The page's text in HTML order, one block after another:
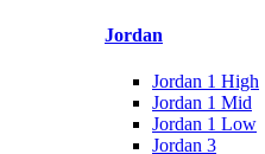
Jordan
Jordan 1 High
Jordan 1 Mid
Jordan 1 Low
Jordan 3